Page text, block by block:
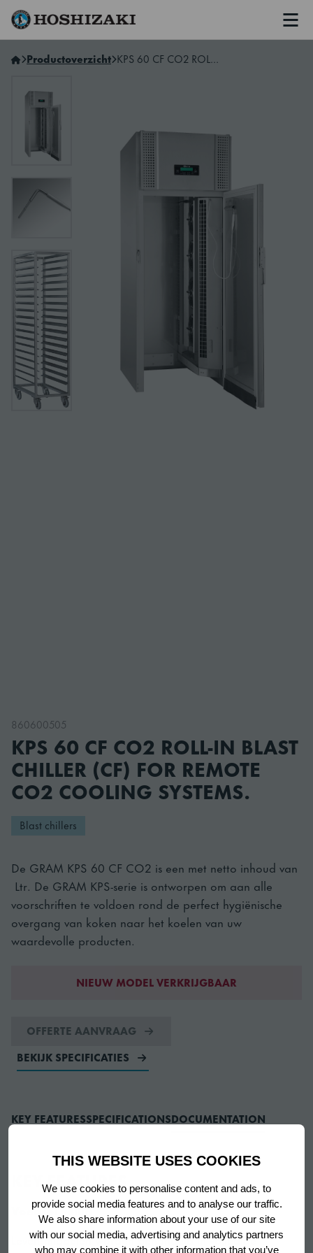
THIS WEBSITE USES COOKIES
We use cookies to personalise content and ads, to
provide social media features and to analyse our traffic.
We also share information about your use of our site
with our social media, advertising and analytics partners
who may combine it with other information that you’ve
Hoshizaki Netherlands
Productoverzicht KPS 60 CF CO2 ROLL-IN BLAST CHILLER (CF) FOR REMOTE CO2 COOLING SYSTEMS.
860600505
KPS 60 CF CO2 ROLL-IN BLAST
CHILLER (CF) FOR REMOTE
CO2 COOLING SYSTEMS.
Blast chillers
De GRAM KPS 60 CF CO2 is een met netto inhoud van
Ltr. De GRAM KPS-serie is ontworpen om aan alle
voorschriften te voldoen rond de perfect hygiënische
overgang van koken naar het koelen van uw
waardevolle producten.
NIEUW MODEL VERKRIJGBAAR
OFFERTE AANVRAAG
BEKIJK SPECIFICATIES
KEY FEATURESSPECIFICATIONSDOCUMENTATION
KEY FEATURES
Voedsel veilig
Levensmiddelen worden behandeld in volledige